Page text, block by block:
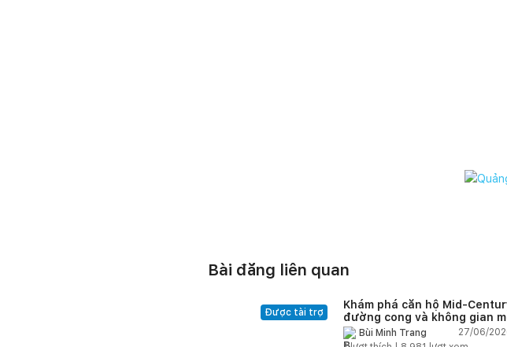
Bài đăng liên quan
Được tài trợ
Khám phá căn hộ Mid-
đường cong và không gian
Bùi Minh Trang
27/06/